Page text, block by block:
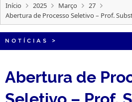
CONCURSOS
INTERNACIONAL
PORTARIAS
Início 2025 Março
27
Abertura de Processo Seletivo – Prof.
NOTÍCIAS >
Abertura de
Seletivo – Prof.